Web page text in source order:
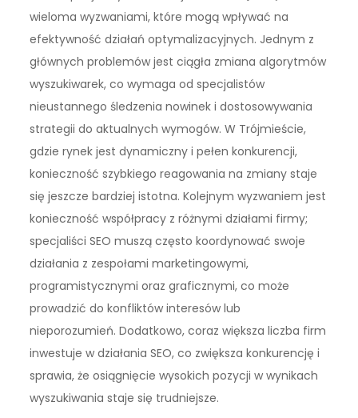
wieloma wyzwaniami, które mogą wpływać na
efektywność działań optymalizacyjnych. Jednym z
głównych problemów jest ciągła zmiana algorytmów
wyszukiwarek, co wymaga od specjalistów
nieustannego śledzenia nowinek i dostosowywania
strategii do aktualnych wymogów. W Trójmieście,
gdzie rynek jest dynamiczny i pełen konkurencji,
konieczność szybkiego reagowania na zmiany staje
się jeszcze bardziej istotna. Kolejnym wyzwaniem jest
konieczność współpracy z różnymi działami firmy;
specjaliści SEO muszą często koordynować swoje
działania z zespołami marketingowymi,
programistycznymi oraz graficznymi, co może
prowadzić do konfliktów interesów lub
nieporozumień. Dodatkowo, coraz większa liczba firm
inwestuje w działania SEO, co zwiększa konkurencję i
sprawia, że osiągnięcie wysokich pozycji w wynikach
wyszukiwania staje się trudniejsze.